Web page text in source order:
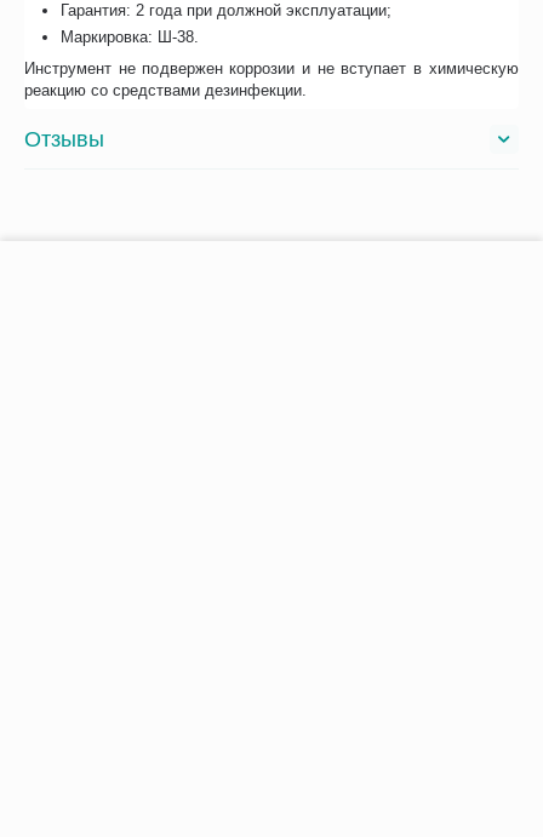
Гарантия: 2 года при должной эксплуатации;
Маркировка: Ш-38.
Инструмент не подвержен коррозии и не вступает в химическую
реакцию со средствами дезинфекции.
Отзывы